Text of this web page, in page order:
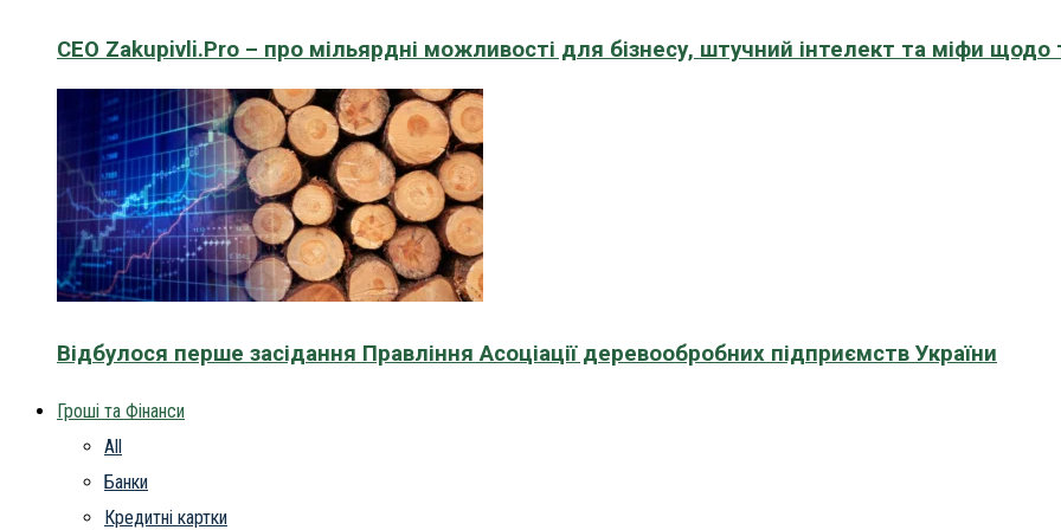
CEO Zakupivli.Pro – про мільярдні можливості для бізнесу, штучний інтелект та міфи щодо
Відбулося перше засідання Правління Асоціації деревообробних підприємств України
Гроші та Фінанси
All
Банки
Кредитні картки